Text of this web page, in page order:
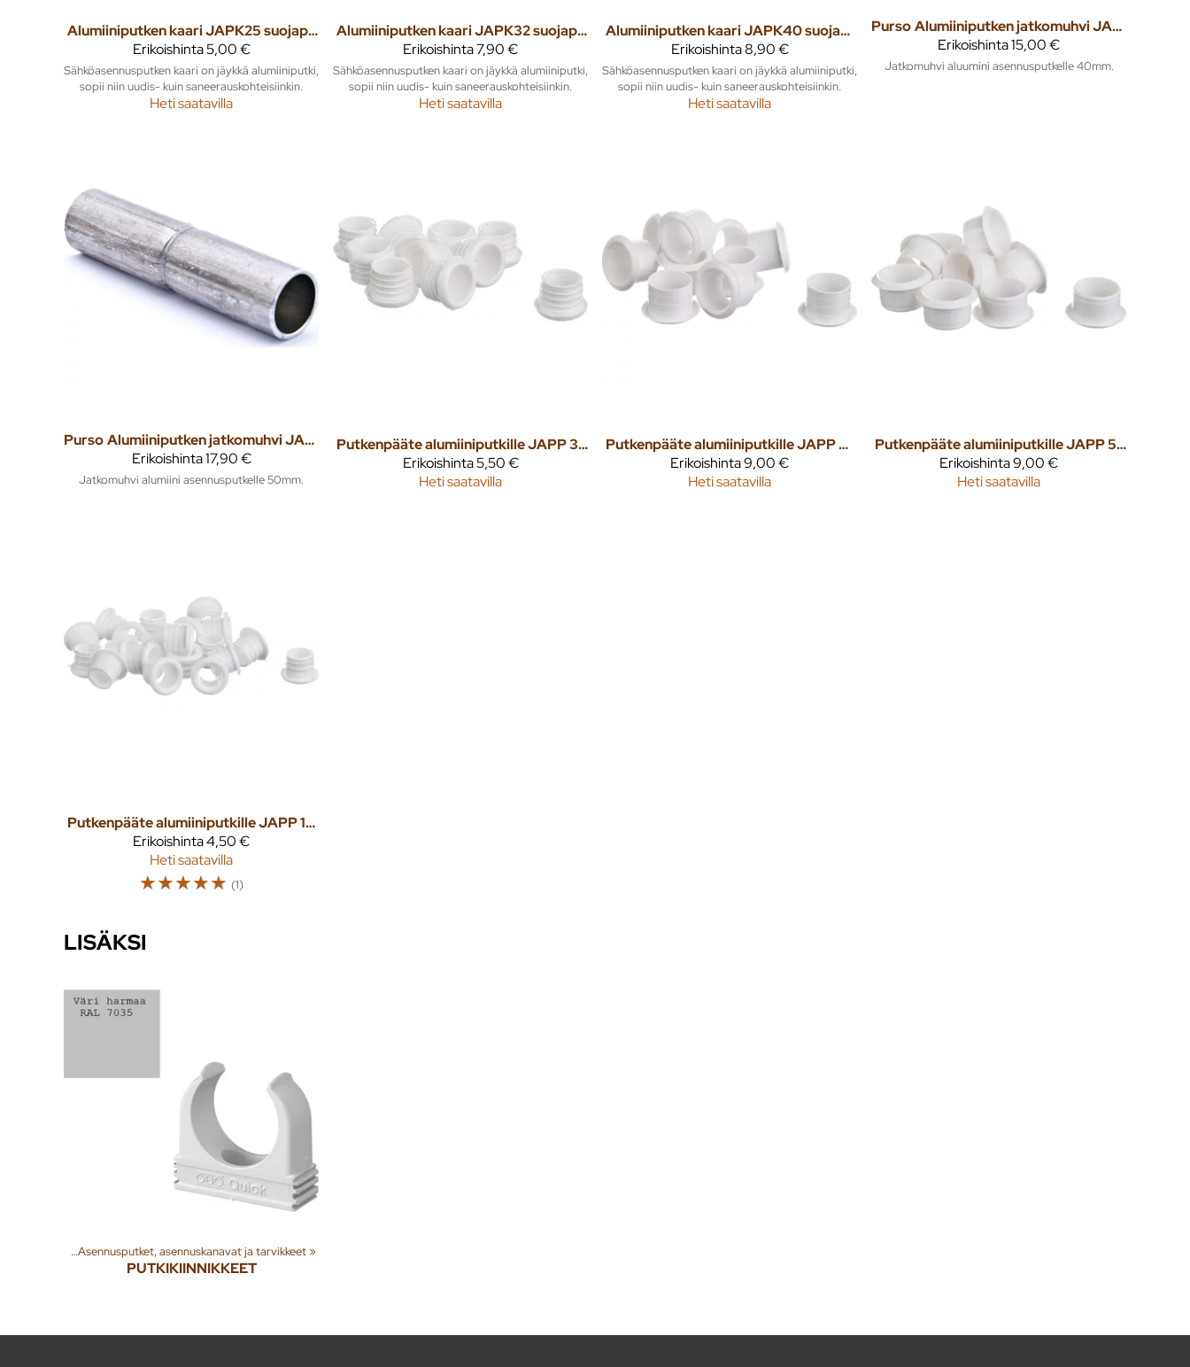
Alumiiniputken kaari JAPK25 suojaputkenkaari
Erikoishinta5,00 €
Sähköasennusputken kaari on jäykkä alumiiniputki,
sopii niin uudis- kuin saneerauskohteisiinkin.
Heti saatavilla
Alumiiniputken kaari JAPK32 suojaputkenkaari
Erikoishinta7,90 €
Sähköasennusputken kaari on jäykkä alumiiniputki,
sopii niin uudis- kuin saneerauskohteisiinkin.
Heti saatavilla
Alumiiniputken kaari JAPK40 suojaputkenkaari
Erikoishinta8,90 €
Sähköasennusputken kaari on jäykkä alumiiniputki,
sopii niin uudis- kuin saneerauskohteisiinkin.
Heti saatavilla
Purso
Alumiiniputken jatkomuhvi JAPH40 / 10kpl
Erikoishinta15,00 €
Jatkomuhvi aluumini asennusputkelle 40mm.
Purso
Alumiiniputken jatkomuhvi JAPH50 / 10kpl
Erikoishinta17,90 €
Jatkomuhvi alumiini asennusputkelle 50mm.
Putkenpääte alumiiniputkille JAPP 32 10kpl/pkt
Erikoishinta5,50 €
Heti saatavilla
Putkenpääte alumiiniputkille JAPP 40 10kpl/pkt
Erikoishinta9,00 €
Heti saatavilla
Putkenpääte alumiiniputkille JAPP 50 10kpl/pkt
Erikoishinta9,00 €
Heti saatavilla
Putkenpääte alumiiniputkille JAPP 16 20kpl/pkt
Erikoishinta4,50 €
Heti saatavilla
☆☆☆☆☆ (1)
LISÄKSI
‪»Asennusputket, asennuskanavat ja tarvikkeet‪»
PUTKIKIINNIKKEET